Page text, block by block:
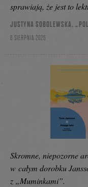
sprawiają, że jest to
JUSTYNA SOBOLEWSKA,
6 SIERPNIA 2026
Skromne, niepozorne
w całym dorobku
z „Muminkami”.